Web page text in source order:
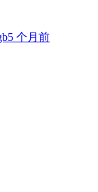
5 个月前